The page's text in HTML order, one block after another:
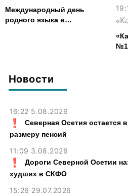
Новости
16:22 5.08.2026
Северная Осетия остается
размеру пенсий
11:09 3.08.2026
Дороги Северной Осетии
худших в СКФО
15:26 29.07.2026
Международный день
родного языка в